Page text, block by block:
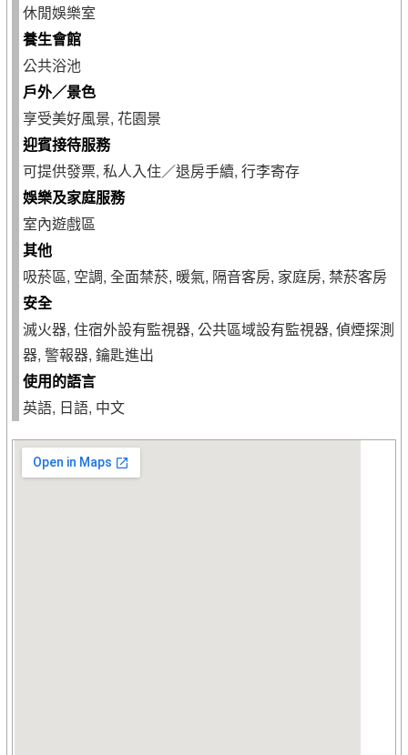
休閒娛樂室
養生會館
公共浴池
戶外／景色
享受美好風景, 花園景
迎賓接待服務
可提供發票, 私人入住／退房手續, 行李寄存
娛樂及家庭服務
室內遊戲區
其他
吸菸區, 空調, 全面禁菸, 暖氣, 隔音客房, 家庭房, 禁菸客房
安全
滅火器, 住宿外設有監視器, 公共區域設有監視器, 偵煙探測
器, 警報器, 鑰匙進出
使用的語言
英語, 日語, 中文